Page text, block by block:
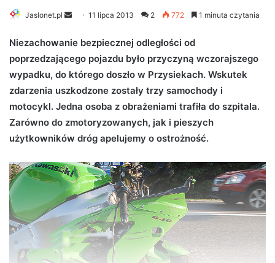
Jaslonet.pl
n
d
a
n
e
m
l
11 lipca 2013 2 772 1 minuta czytania
Niezachowanie bezpiecznej odległości od
poprzedzającego pojazdu było przyczyną wczorajszego
wypadku, do którego doszło w Przysiekach. Wskutek
zdarzenia uszkodzone zostały trzy samochody i
motocykl. Jedna osoba z obrażeniami trafiła do szpitala.
Zarówno do zmotoryzowanych, jak i pieszych
użytkowników dróg apelujemy o ostrożność.